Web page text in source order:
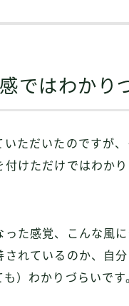
ではわかり
ただいたのですが
けただけではわか
た感覚、こんな風
れているのか、自
）わかりづらいです